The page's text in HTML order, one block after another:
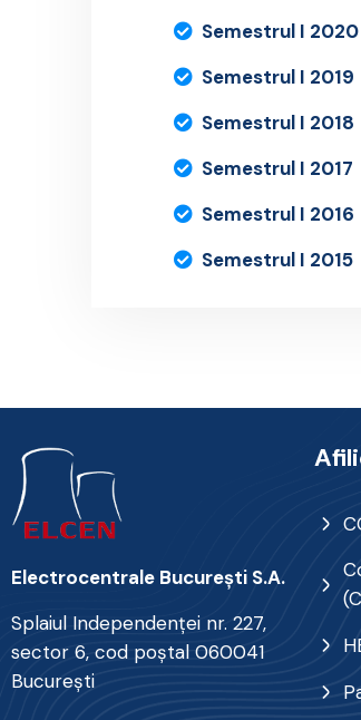
Semestrul I 2020
Semestrul I 2019
Semestrul I 2018
Semestrul I 2017
Semestrul I 2016
Semestrul I 2015
Electrocentrale Bucureşti S.A.
Splaiul Independenţei nr. 227,
sector 6, cod poştal 060041
Bucureşti